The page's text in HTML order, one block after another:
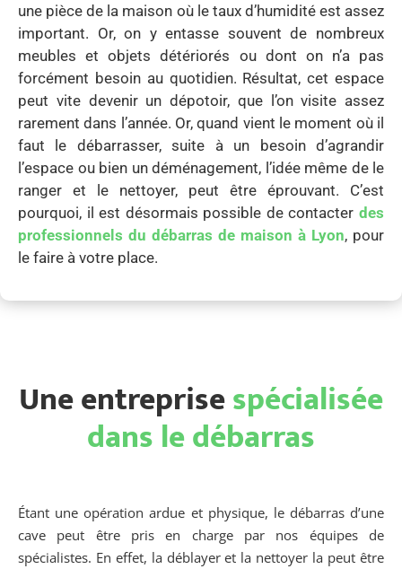
une pièce de la maison où le taux d’humidité est assez
important. Or, on y entasse souvent de nombreux
meubles et objets détériorés ou dont on n’a pas
forcément besoin au quotidien. Résultat, cet espace
peut vite devenir un dépotoir, que l’on visite assez
rarement dans l’année. Or, quand vient le moment où il
faut le débarrasser, suite à un besoin d’agrandir
l’espace ou bien un déménagement, l’idée même de le
ranger et le nettoyer, peut être éprouvant. C’est
pourquoi, il est désormais possible de contacter des
professionnels du débarras de maison à Lyon, pour
le faire à votre place.
Une entreprisespécialisée
dans le débarras
Étant une opération ardue et physique, le débarras d’une
cave peut être pris en charge par nos équipes de
spécialistes. En effet, la déblayer et la nettoyer la peut être